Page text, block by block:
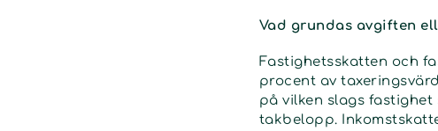
Vad grundas avgiften
Fastighetsskatten och
procent av
på vilken slags
takbelopp.